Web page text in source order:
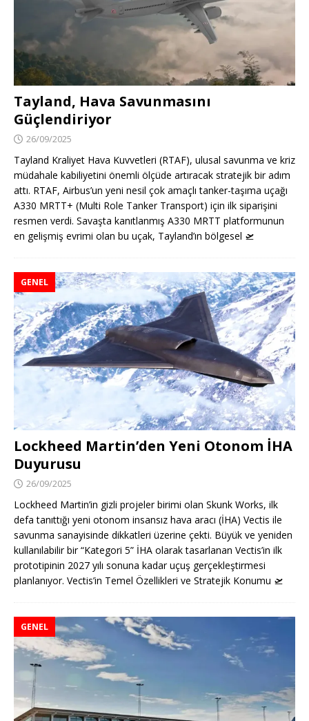
Tayland, Hava Savunmasını
Güçlendiriyor
26/09/2025
Tayland Kraliyet Hava Kuvvetleri (RTAF), ulusal savunma ve kriz
müdahale kabiliyetini önemli ölçüde artıracak stratejik bir adım
attı. RTAF, Airbus’un yeni nesil çok amaçlı tanker-taşıma uçağı
A330 MRTT+ (Multi Role Tanker Transport) için ilk siparişini
resmen verdi. Savaşta kanıtlanmış A330 MRTT platformunun
en gelişmiş evrimi olan bu uçak, Tayland’ın bölgesel 🛫
GENEL
Lockheed Martin’den Yeni Otonom İHA
Duyurusu
26/09/2025
Lockheed Martin’in gizli projeler birimi olan Skunk Works, ilk
defa tanıttığı yeni otonom insansız hava aracı (İHA) Vectis ile
savunma sanayisinde dikkatleri üzerine çekti. Büyük ve yeniden
kullanılabilir bir “Kategori 5” İHA olarak tasarlanan Vectis’in ilk
prototipinin 2027 yılı sonuna kadar uçuş gerçekleştirmesi
planlanıyor. Vectis’in Temel Özellikleri ve Stratejik Konumu 🛫
GENEL